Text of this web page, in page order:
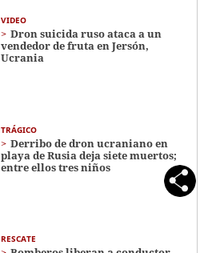
VIDEO
Dron suicida ruso ataca a un
vendedor de fruta en Jersón,
Ucrania
TRÁGICO
Derribo de dron ucraniano en
playa de Rusia deja siete muertos;
entre ellos tres niños
RESCATE